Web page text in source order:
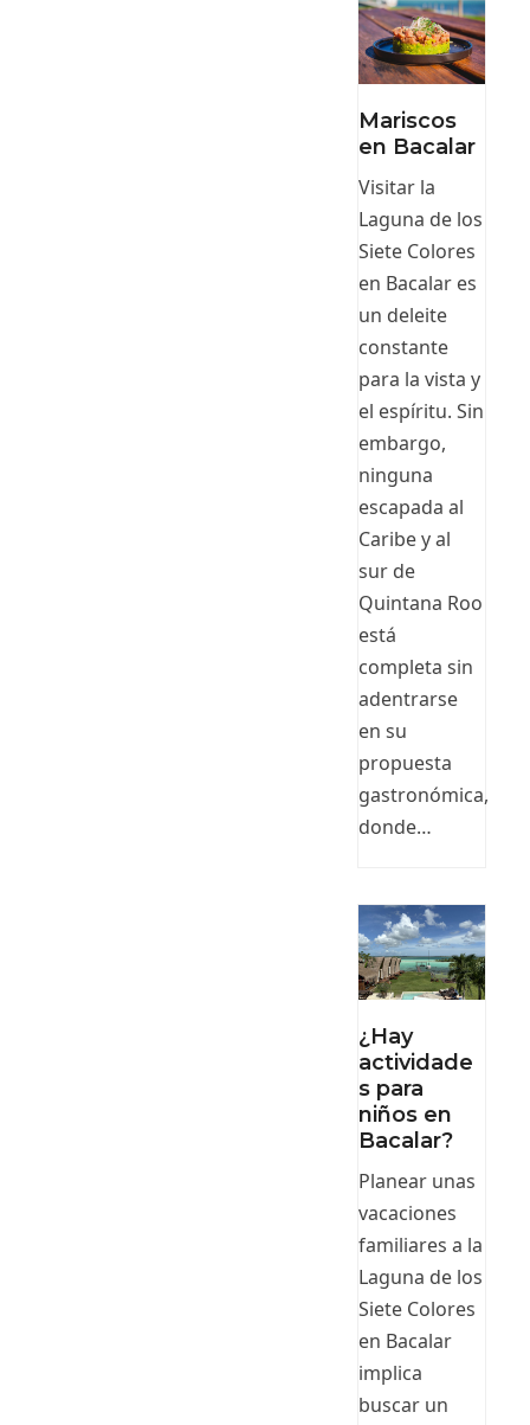
Mariscos
en Bacalar
Visitar la
Laguna de los
Siete Colores
en Bacalar es
un deleite
constante
para la vista y
el espíritu. Sin
embargo,
ninguna
escapada al
Caribe y al
sur de
Quintana Roo
está
completa sin
adentrarse
en su
propuesta
gastronómica,
donde…
¿Hay
actividade
s para
niños en
Bacalar?
Planear unas
vacaciones
familiares a la
Laguna de los
Siete Colores
en Bacalar
implica
buscar un